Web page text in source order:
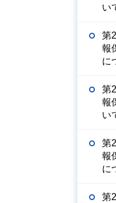
い
第
報
に
第
報
い
第
報
に
第